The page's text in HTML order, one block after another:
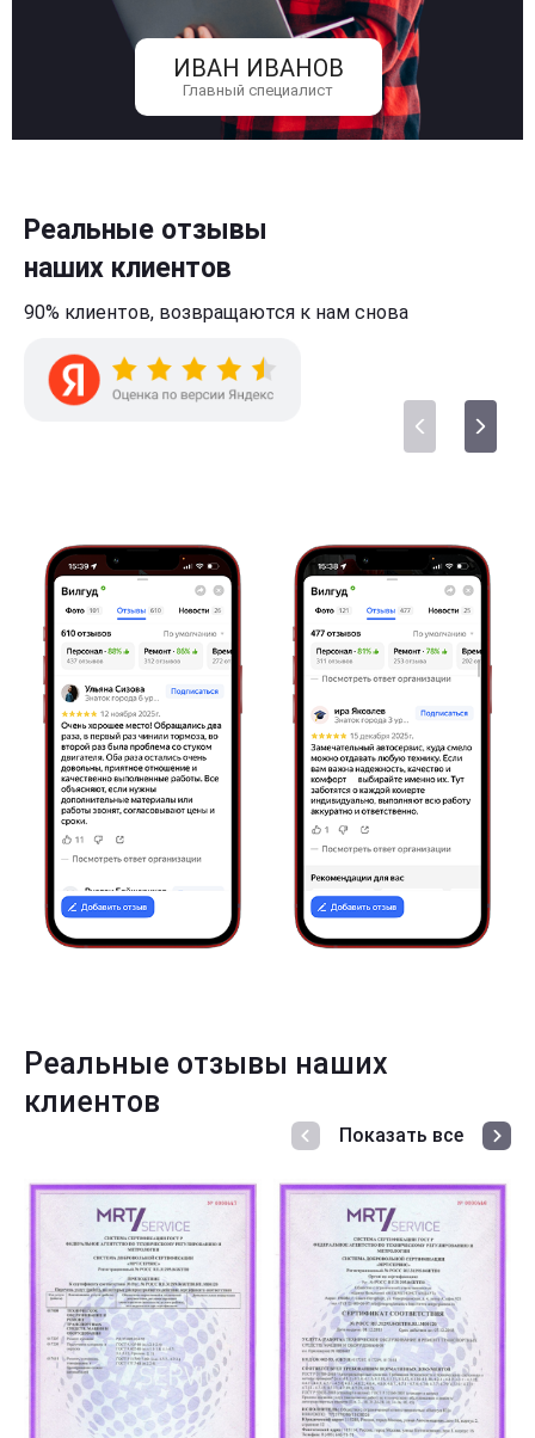
ИВАН ИВАНОВ
Главный специалист
Реальные отзывы
наших клиентов
90% клиентов, возвращаются к нам снова
Реальные отзывы наших
клиентов
Показать все